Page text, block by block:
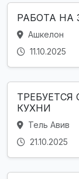
РАБОТА НА
Ашкелон
11.10.2025
КУХНИ
Тель Авив
21.10.2025